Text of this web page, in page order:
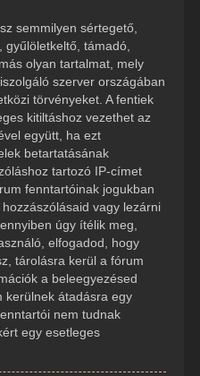
semmilyen sértegető,
támadó,
olyan tartalmat, mely
szerver országában
törvényeket. A fentiek
kitiltáshoz vezethet az
együtt, ha ezt
betartatásának
tartozó IP-címet
fenntartóinak jogukban
vagy lezárni
úgy ítélik meg,
elfogadod, hogy
tárolásra kerül a fórum
a beleegyezésed
kerülnek átadásra egy
nem tudnak
egy esetleges